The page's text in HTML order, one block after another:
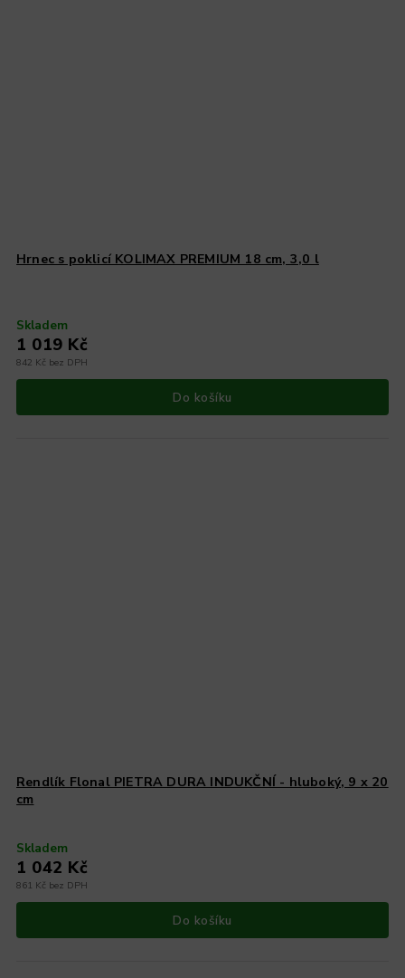
Hrnec s poklicí KOLIMAX PREMIUM 18 cm, 3,0 l
Skladem
842 Kč bez DPH
1 019 Kč
Do košíku
Rendlík Flonal PIETRA DURA INDUKČNÍ - hluboký, 9 x 20
cm
Skladem
861 Kč bez DPH
1 042 Kč
Do košíku